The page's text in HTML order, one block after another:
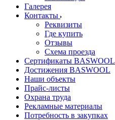
Галерея
Контакты
Реквизиты
Где купить
Отзывы
Схема проезда
Сертификаты BASWOOL
Достижения BASWOOL
Наши объекты
Прайс-листы
Охрана труда
Рекламные материалы
Потребность в закупках